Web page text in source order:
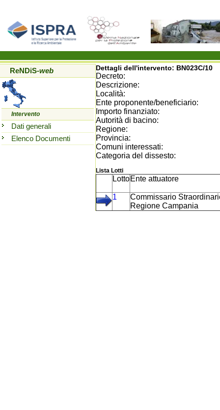
ReNDiS-web
Intervento
Dati generali
Elenco Documenti
Dettagli dell'intervento: BN023C/10
Decreto:
Descrizione:
Località:
Ente proponente/beneficiario:
Importo finanziato:
Autorità di bacino:
Regione:
Provincia:
Comuni interessati:
Categoria del dissesto:
Lista Lotti
LottoEnte attuatore
1
Commissario
Regione Campania